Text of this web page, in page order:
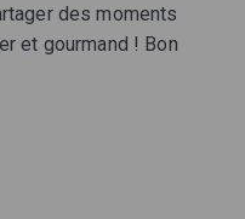
des moments
et gourmand ! Bon